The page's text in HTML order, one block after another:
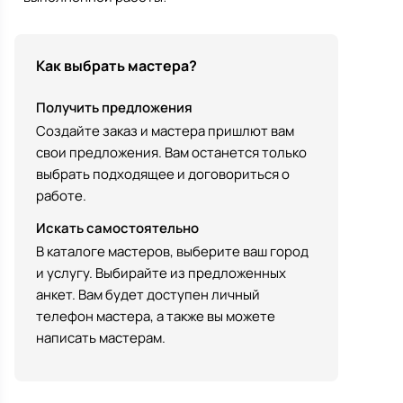
Как выбрать мастера?
Получить предложения
Создайте заказ и мастера пришлют вам
свои предложения. Вам останется только
выбрать подходящее и договориться о
работе.
Искать самостоятельно
В каталоге мастеров, выберите ваш город
и услугу. Выбирайте из предложенных
анкет. Вам будет доступен личный
телефон мастера, а также вы можете
написать мастерам.